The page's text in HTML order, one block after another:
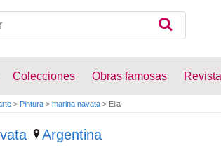
Colecciones Obras famosas
> Pintura > marina navata > Ella
Argentina